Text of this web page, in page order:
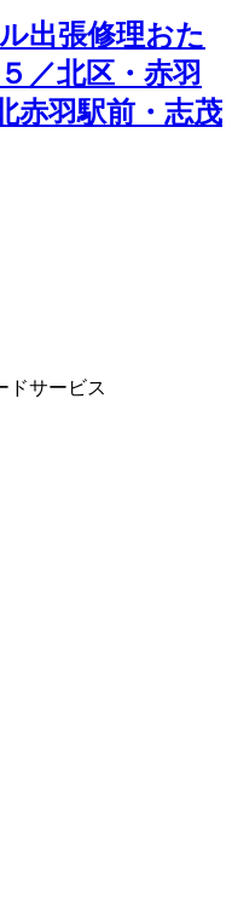
出張修理おた
／北区・赤羽
赤羽駅前・志茂
ドサービス